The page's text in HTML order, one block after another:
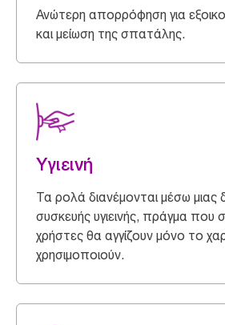
Ανώτερη απορρόφηση για
και μείωση της σπατάλης.
Υγιεινή
Τα ρολά διανέμονται μέσω μιας
συσκευής υγιεινής, πράγμα που
χρήστες θα αγγίζουν μόνο το
χρησιμοποιούν.